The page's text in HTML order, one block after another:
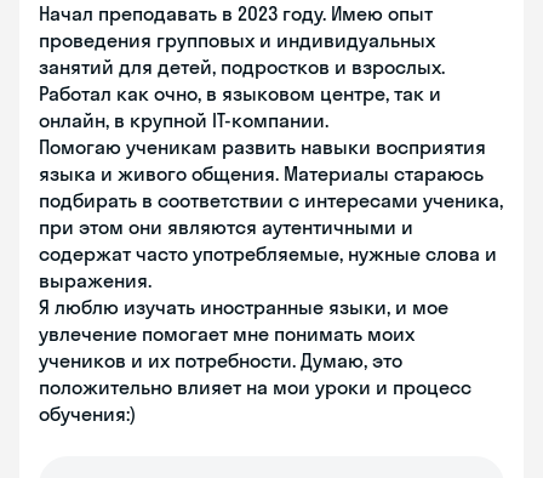
Начал преподавать в 2023 году. Имею опыт
проведения групповых и индивидуальных
занятий для детей, подростков и взрослых.
Работал как очно, в языковом центре, так и
онлайн, в крупной IT-компании.
Помогаю ученикам развить навыки восприятия
языка и живого общения. Материалы стараюсь
подбирать в соответствии с интересами ученика,
при этом они являются аутентичными и
содержат часто употребляемые, нужные слова и
выражения.
Я люблю изучать иностранные языки, и мое
увлечение помогает мне понимать моих
учеников и их потребности. Думаю, это
положительно влияет на мои уроки и процесс
обучения:)